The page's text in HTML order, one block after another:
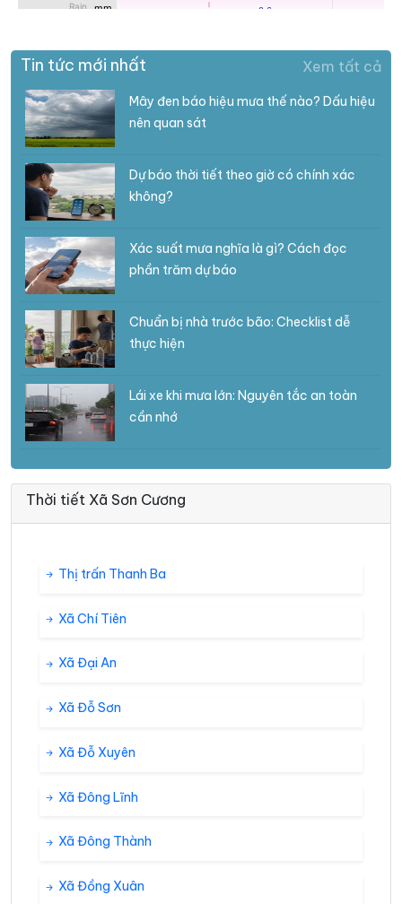
Tin tức mới nhất Xem tất cả
Mây đen báo hiệu mưa thế nào? Dấu hiệu
nên quan sát
Dự báo thời tiết theo giờ có chính xác
không?
Xác suất mưa nghĩa là gì? Cách đọc
phần trăm dự báo
Chuẩn bị nhà trước bão: Checklist dễ
thực hiện
Lái xe khi mưa lớn: Nguyên tắc an toàn
cần nhớ
Thời tiết Xã Sơn Cương
Thị trấn Thanh Ba
Xã Chí Tiên
Xã Đại An
Xã Đỗ Sơn
Xã Đỗ Xuyên
Xã Đông Lĩnh
Xã Đông Thành
Xã Đồng Xuân